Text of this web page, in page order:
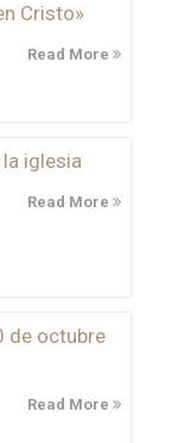
Cristo»
Read More
iglesia
Read More
de octubre
Read More